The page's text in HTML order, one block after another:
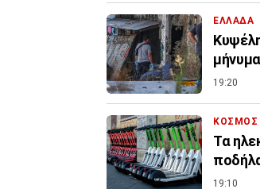
ΕΛΛΑΔΑ
19:20
ΚΟΣΜΟΣ
Τα
19:10